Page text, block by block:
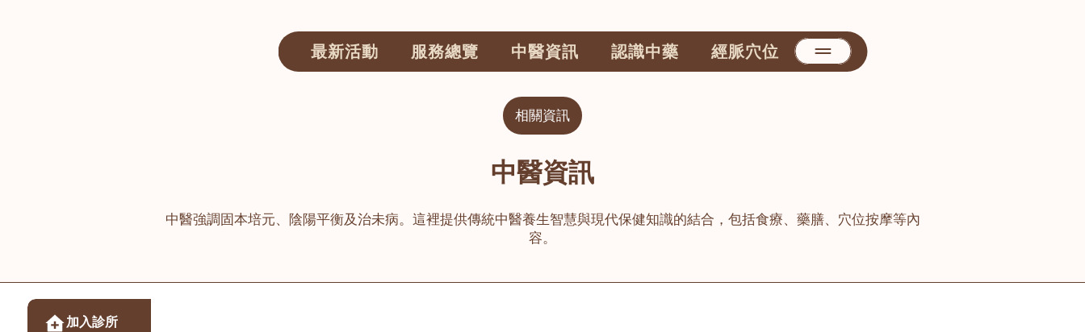
最新活動 服務總覽 中醫資訊 認識中藥 經脈穴位
相關資訊
中醫資訊
中醫強調固本培元、陰陽平衡及治未病。這裡提供傳統中醫養生智慧與現代保健知識的結合，包括食療、藥膳、穴位按摩等內
容。
加入診所